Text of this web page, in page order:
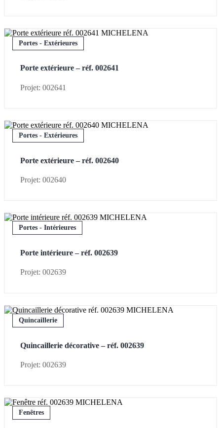
Portes - Extérieures
Porte extérieure – réf. 002641
Projet: 002641
Portes - Extérieures
Porte extérieure – réf. 002640
Projet: 002640
Portes - Intérieures
Porte intérieure – réf. 002639
Projet: 002639
Quincaillerie
Quincaillerie décorative – réf. 002639
Projet: 002639
Fenêtres